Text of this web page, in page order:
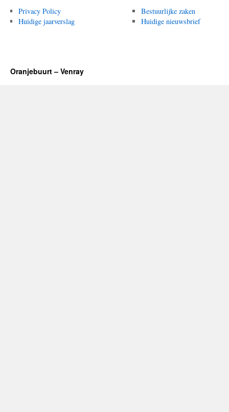
Privacy Policy
Huidige jaarverslag
Bestuurlijke zaken
Huidige nieuwsbrief
Oranjebuurt – Venray